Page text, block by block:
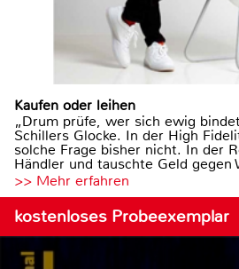
Kaufen oder leihen
„Drum prüfe, wer sich ewig
Schillers Glocke. In der High
solche Frage bisher nicht. In der
Händler und tauschte Geld gegen
>> Mehr erfahren
kostenloses Probeexemplar